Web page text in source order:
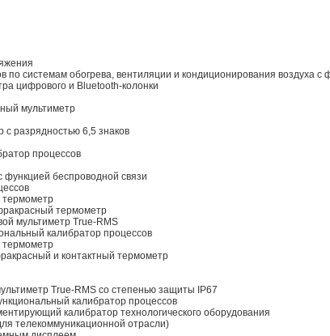
по системам обогрева, вентиляции и кондиционирования воздуха
цифрового и Bluetooth-колонки
мультиметр
с разрядностью 6,5 знаков
процессов
функцией беспроводной связи
термометр
термометр
мультиметр True-RMS
калибратор процессов
термометр
и контактный термометр
True-RMS со степенью защиты IP67
калибратор процессов
калибратор технологического оборудования
телекоммуникационной отрасли)